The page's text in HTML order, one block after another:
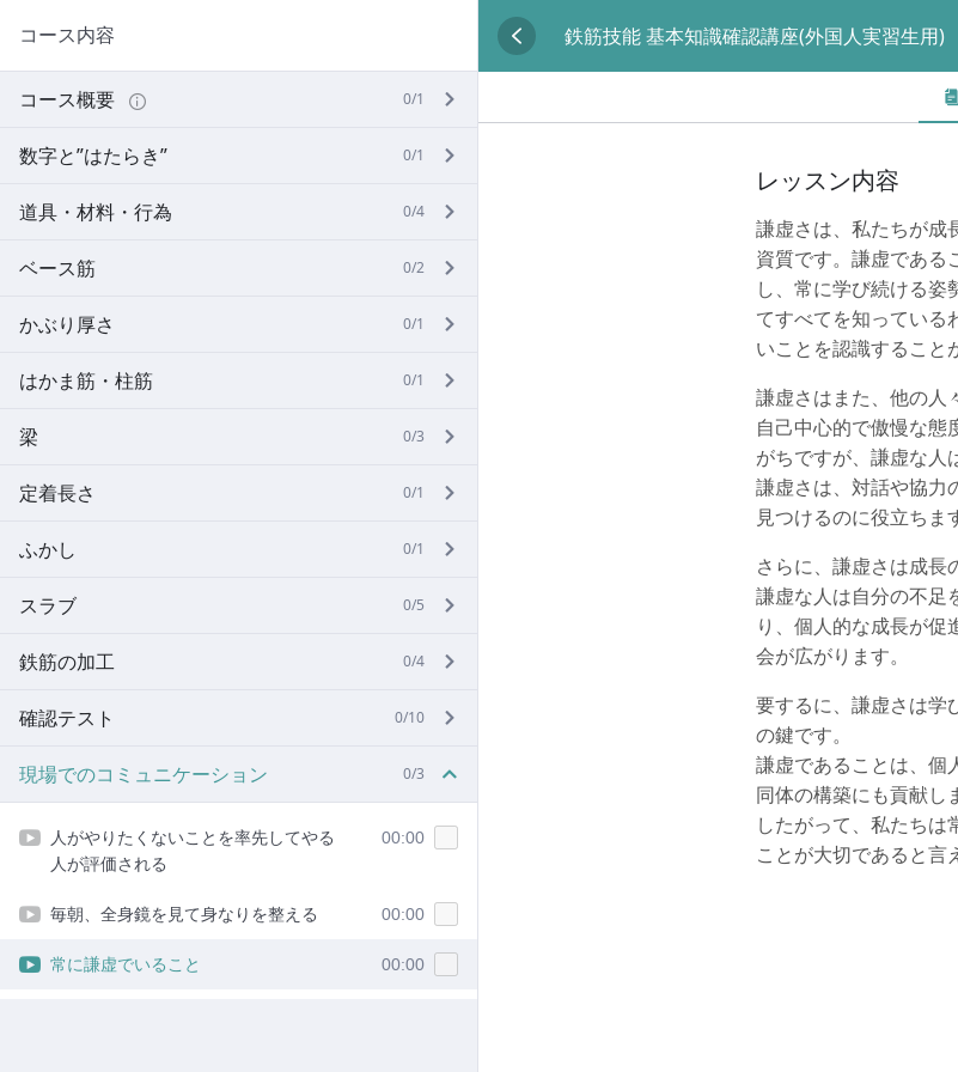
コース内容
コース概要 0/1
数字と”はたらき” 0/1
道具・材料・行為 0/4
ベース筋 0/2
かぶり厚さ 0/1
はかま筋・柱筋 0/1
梁 0/3
定着長さ 0/1
ふかし 0/1
スラブ 0/5
鉄筋の加工 0/4
確認テスト 0/10
現場でのコミュニケーション 0/3
人がやりたくないことを率先してやる
人が評価される
00:00
毎朝、全身鏡を見て身なりを整える 00:00
常に謙虚でいること 00:00
鉄筋技能 基本知識確認講座(外国人実習生用)
レッスン内容
謙虚さは、私たちが成
資質です。謙虚である
し、常に学び続ける姿
てすべてを知っている
いことを認識すること
謙虚さはまた、他の人
自己中心的で傲慢な態
がちですが、謙虚な人
謙虚さは、対話や協力
見つけるのに役立ちま
さらに、謙虚さは成長
謙虚な人は自分の不足
り、個人的な成長が促
会が広がります。
要するに、謙虚さは学
の鍵です。
謙虚であることは、個
同体の構築にも貢献し
したがって、私たちは
ことが大切であると言